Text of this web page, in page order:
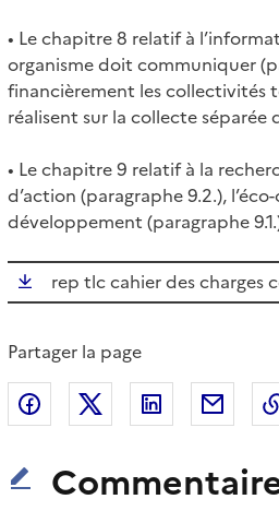
• Le chapitre 8 relatif à
organisme doit communiquer
financièrement les collectivités
réalisent sur la collecte séparée
• Le chapitre 9 relatif à la
d’action (paragraphe 9.2.),
développement (paragraphe
rep tlc cahier des charges
Partager la page
Partager sur Facebook
Partager sur XPartager sur